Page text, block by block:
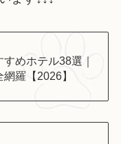
めホテル38選｜
羅【2026】